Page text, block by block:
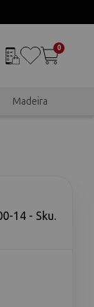
0
Madeira
14 - Sku.